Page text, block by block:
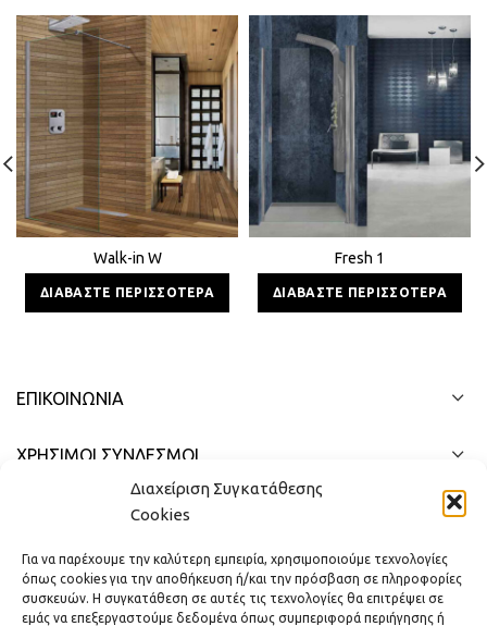
Διαχείριση Συγκατάθεσης
Cookies
Για να παρέχουμε την καλύτερη εμπειρία, χρησιμοποιούμε τεχνολογίες
όπως cookies για την αποθήκευση ή/και την πρόσβαση σε πληροφορίες
συσκευών. Η συγκατάθεση σε αυτές τις τεχνολογίες θα επιτρέψει σε
εμάς να επεξεργαστούμε δεδομένα όπως συμπεριφορά περιήγησης ή
Walk-in W
ΔΙΑΒΆΣΤΕ ΠΕΡΙΣΣΌΤΕΡΑ
Fresh 1
ΔΙΑΒΆΣΤΕ ΠΕΡΙΣΣΌΤΕΡΑ
ΕΠΙΚΟΙΝΩΝΊΑ
ΧΡΗΣΙΜΟΙ ΣΥΝΔΕΣΜΟΙ
ΓΡΉΓΟΡΟ ΜΕΝΟΎ